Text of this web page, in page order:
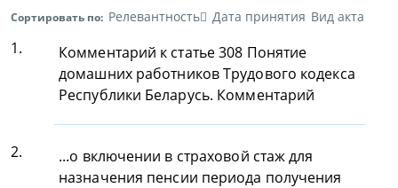
Сортировать по: Релевантность Дата принятия Вид акта
1.
Комментарий к статье 308 Понятие
домашних работников Трудового кодекса
Республики Беларусь. Комментарий
2.
...о включении в страховой стаж для
назначения пенсии периода получения